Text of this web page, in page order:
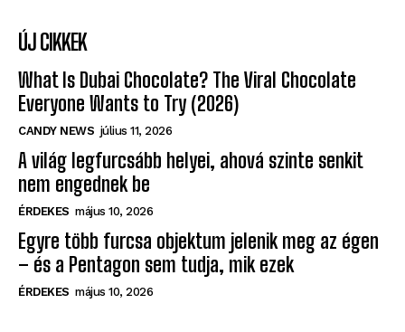
ÚJ CIKKEK
What Is Dubai Chocolate? The Viral Chocolate
Everyone Wants to Try (2026)
CANDY NEWS július 11, 2026
A világ legfurcsább helyei, ahová szinte senkit
nem engednek be
ÉRDEKES május 10, 2026
Egyre több furcsa objektum jelenik meg az égen
– és a Pentagon sem tudja, mik ezek
ÉRDEKES május 10, 2026